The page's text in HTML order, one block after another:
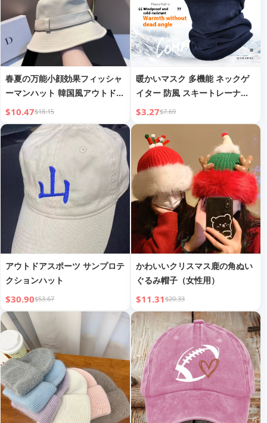
春夏の万能小顔効果フィッシャ
ーマンハット 韓国風アウトドア
日焼け止めカジュアルウォッシ
ュドコットンバケットハット イ
ンフルエンサーハット レディー
ス
$10.47$18.15
暖かいマスク 多機能 ネックゲ
イター 防風 スキートレーナー
ポーラーフリース スポーツ用
暖かいヘッドギア
$3.27$7.69
アウトドアスポーツ サンプロテ
クションハット
$30.90$53.67
かわいいクリスマス鹿の角ぬい
ぐるみ帽子（女性用）
$11.31$20.33